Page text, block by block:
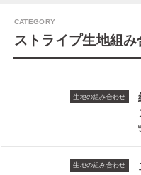
ストライプ生地組み
生地の組み合わせ
生地の組み合わせ